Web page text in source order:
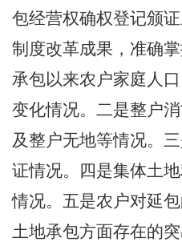
包经营权确权登记颁
制度改革成果，准确
承包以来农户家庭人
变化情况。二是整户
及整户无地等情况。
证情况。四是集体土
情况。五是农户对延
土地承包方面存在的